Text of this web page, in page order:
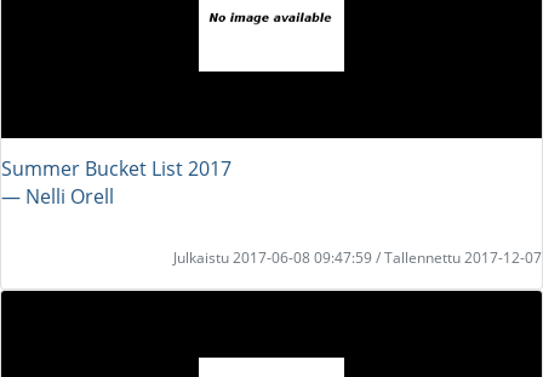
Summer Bucket List 2017
― Nelli Orell
Julkaistu 2017-06-08 09:47:59 / Tallennettu 2017-12-07